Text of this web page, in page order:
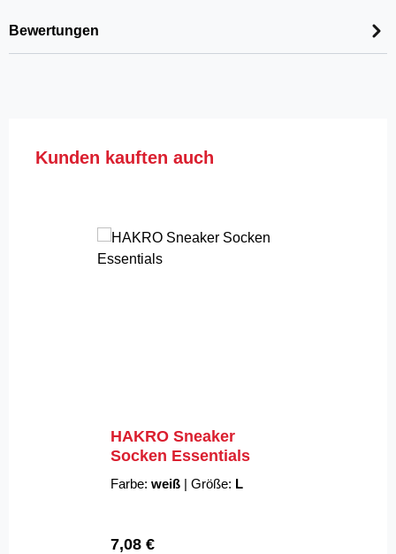
Bewertungen
Produktgalerie überspringen
Kunden kauften auch
HAKRO Sneaker
Socken Essentials
Farbe: weiß | Größe: L
Regulärer Preis:
7,08 €